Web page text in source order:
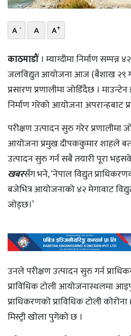
प्रोफाइल
ऊर्जा
विशेष
A - A A+
काठमाडौं। म्याग्दीमा निर्माण सम्पन्न
जलविद्युत आयोजना आज (बैशाख २९
प्रसारण प्रणालीमा जोडिँदैछ ।
निर्माण गरेको आयोजना अपरान्हबाट
परीक्षण उत्पादन सुरु गरेर प्रणालीमा
आयोजना प्रमुख दीपककुमार शाहले
उत्पादन सुरु गर्न सबै तयारी पूरा
खबरसँग भने, ‘नेपाल विद्युत
बजेभित्र आयोजनाको ४२ मेगावाट
जाेड्छ।’
उनले परीक्षण उत्पादन सुरु गर्न
प्राविधिक टोली आयोजनास्थलमा
प्राधिकरणको प्राविधिक टोली
मिस्ट्री खोला पुगेको छ ।